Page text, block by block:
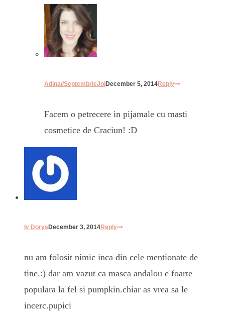
Adina//SeptembrieJoiDecember 5, 2014Reply
Facem o petrecere in pijamale cu masti
cosmetice de Craciun! :D
Iv Dorys December 3, 2014Reply
nu am folosit nimic inca din cele mentionate de
tine.:) dar am vazut ca masca andalou e foarte
populara la fel si pumpkin.chiar as vrea sa le
incerc.pupici